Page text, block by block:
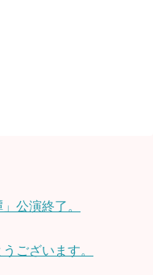
公演終了。
ございます。